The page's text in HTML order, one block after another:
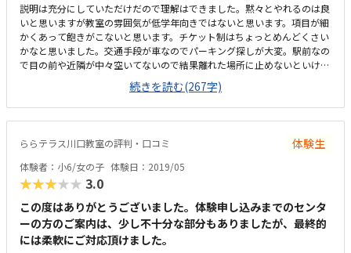
説明は充分にしていただけだので理解はできました。黙々とやれるのは良
いと思いますが教室の雰囲気が低学年向きではないと思います。項目が細
かくあって飽きがこないと思います。チケット制はちょっとめんどくさい
かなと思いました。交通手段が車なのでパーキング探しが大変。駅前なの
で目の前や近隣が中々空いてないので結果離れた場所に止めないといけな
い。高学年や大人向けの雰囲気だと思います。パソコンは消毒されてから
次の人が使うという感じで衛生面は良いと思います。料金は他とさほど大
差はないと思います。授業内容も自分で細かく選べて充実していると思い
ます。
続きを読む(267字)
ららテラス川口教室の評判・口コミ 体験生
体験者：小6/女の子 体験日：2019/05
★★★★★ 3.0
この度はありがとうございました。体験申し込みまでのセンタ
ーの方のご案内は、少し不十分な部分もありましたが、最終的
には柔軟にご対応頂けました。